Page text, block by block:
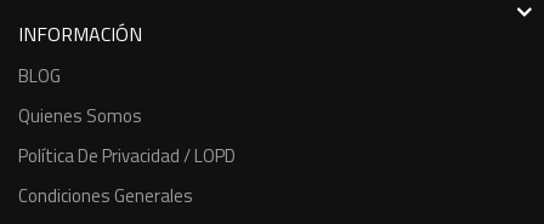
INFORMACIÓN
BLOG
Quienes Somos
Política De Privacidad / LOPD
Condiciones Generales